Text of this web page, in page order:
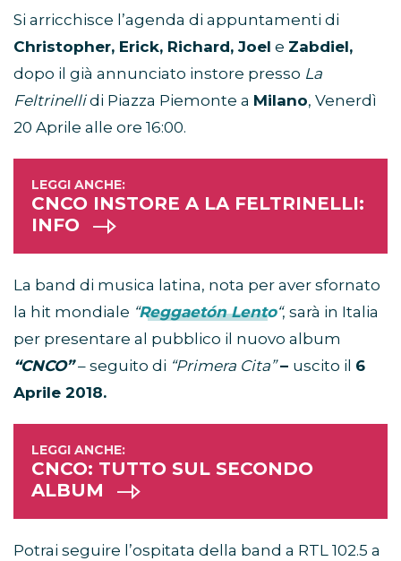
Si arricchisce l’agenda di appuntamenti di
Christopher, Erick, Richard, Joel e Zabdiel,
dopo il già annunciato instore presso La
Feltrinellidi Piazza Piemonte a Milano, Venerdì
20 Aprile alle ore 16:00.
CNCO INSTORE A LA FELTRINELLI:
INFO
La band di musica latina, nota per aver sfornato
la hit mondiale “Reggaetón Lento“, sarà in Italia
per presentare al pubblico il nuovo album
“CNCO” – seguito di “Primera Cita”– uscito il 6
Aprile 2018.
CNCO: TUTTO SUL SECONDO
ALBUM
Potrai seguire l’ospitata della band a RTL 102.5 a